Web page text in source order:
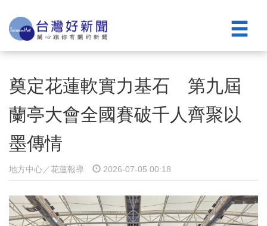
奠定花蓮軟實力基石 第九屆
蘭亭大會全國賽破千人齊聚以
墨傳情
地方中心／花蓮報導 2026-07-05 00:18